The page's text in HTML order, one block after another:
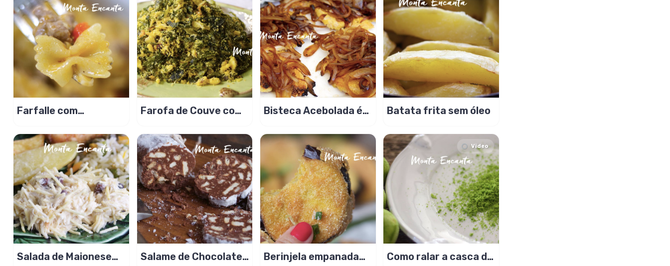
Farfalle com
receita MARA!
Farofa de Couve com
Bisteca Acebolada é
Batata frita sem óleo
Salada de Maionese
Salame de Chocolate
Berinjela empanada
Video
Como ralar a casca do